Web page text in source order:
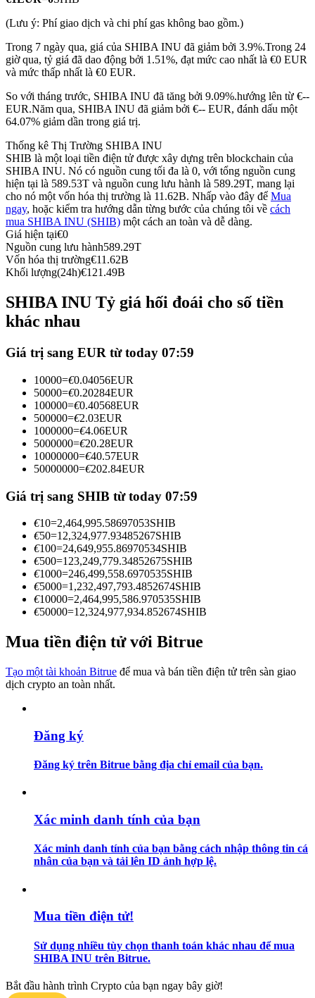
USDC Futures vĩnh cửu
Futures sử dụng USDC làm tài sản thế chấp
Sao chép Giao dịch
Trở thành Nhà giao dịch Sao chép
Tận hưởng chia sẻ lợi nhuận và hoa hồng giao dịch sao chép
Thông tin
Hướng dẫn
Học cách duy trì lợi nhuận
(Lưu ý: Phí giao dịch và chi phí gas không bao gồm.)
Trong 7 ngày qua, giá của SHIBA INU đã giảm bởi 3.9%.Trong 24
giờ qua, tỷ giá đã dao động bởi 1.51%, đạt mức cao nhất là €0 EUR
và mức thấp nhất là €0 EUR.
So với tháng trước, SHIBA INU đã tăng bởi 9.09%.hướng lên từ €--
EUR.Năm qua, SHIBA INU đã giảm bởi €-- EUR, đánh dấu một
64.07% giảm dần trong giá trị.
Thống kê Thị Trường SHIBA INU
SHIB là một loại tiền điện tử được xây dựng trên blockchain của
SHIBA INU. Nó có nguồn cung tối đa là 0, với tổng nguồn cung
hiện tại là 589.53T và nguồn cung lưu hành là 589.29T, mang lại
cho nó một vốn hóa thị trường là 11.62B. Nhấp vào đây để Mua
ngay, hoặc kiểm tra hướng dẫn từng bước của chúng tôi về cách
mua SHIBA INU (SHIB) một cách an toàn và dễ dàng.
Giá hiện tại€0
Nguồn cung lưu hành589.29T
Vốn hóa thị trường€11.62B
Khối lượng(24h)€121.49B
SHIBA INU Tỷ giá hối đoái cho số tiền
khác nhau
Giá trị sang EUR từ today 07:59
10000=€0.04056EUR
50000=€0.20284EUR
100000=€0.40568EUR
500000=€2.03EUR
1000000=€4.06EUR
5000000=€20.28EUR
10000000=€40.57EUR
50000000=€202.84EUR
Giá trị sang SHIB từ today 07:59
€10=2,464,995.58697053SHIB
€50=12,324,977.93485267SHIB
€100=24,649,955.86970534SHIB
€500=123,249,779.34852675SHIB
€1000=246,499,558.6970535SHIB
€5000=1,232,497,793.4852674SHIB
€10000=2,464,995,586.970535SHIB
€50000=12,324,977,934.852674SHIB
Mua tiền điện tử với Bitrue
Tạo một tài khoản Bitrue để mua và bán tiền điện tử trên sàn giao
dịch crypto an toàn nhất.
Đăng ký
Đăng ký trên Bitrue bằng địa chỉ email của bạn.
Xác minh danh tính của bạn
Xác minh danh tính của bạn bằng cách nhập thông tin cá
nhân của bạn và tải lên ID ảnh hợp lệ.
Mua tiền điện tử!
Sử dụng nhiều tùy chọn thanh toán khác nhau để mua
SHIBA INU trên Bitrue.
Bắt đầu hành trình Crypto của bạn ngay bây giờ!